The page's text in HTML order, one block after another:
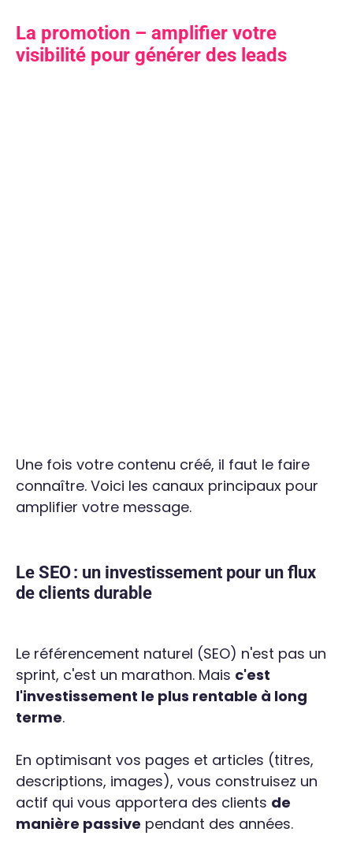
La promotion – amplifier votre
visibilité pour générer des leads
Une fois votre contenu créé, il faut le faire
connaître. Voici les canaux principaux pour
amplifier votre message.
Le SEO : un investissement pour un flux
de clients durable
Le référencement naturel (SEO) n'est pas un
sprint, c'est un marathon. Mais c'est
l'investissement le plus rentable à long
terme.
En optimisant vos pages et articles (titres,
descriptions, images), vous construisez un
actif qui vous apportera des clients de
manière passive pendant des années.